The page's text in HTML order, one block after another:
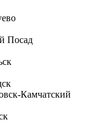
Посад
Камчатский